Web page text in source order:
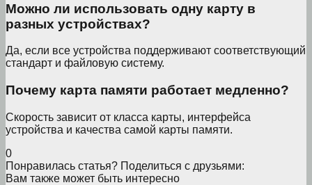
Можно ли использовать одну карту в
разных устройствах?
Да, если все устройства поддерживают соответствующий
стандарт и файловую систему.
Почему карта памяти работает медленно?
Скорость зависит от класса карты, интерфейса
устройства и качества самой карты памяти.
0
Понравилась статья? Поделиться с друзьями:
Вам также может быть интересно